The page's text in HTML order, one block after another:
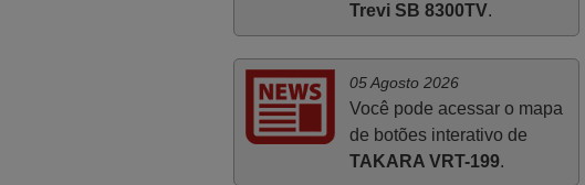
Trevi SB 8300TV.
05 Agosto 2026
Você pode acessar o mapa
de botões interativo de
TAKARA VRT-199.